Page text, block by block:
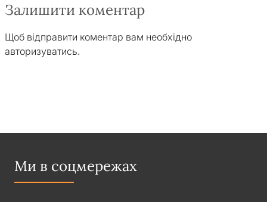
Залишити коментар
Щоб відправити коментар вам необхідно
авторизуватись.
Ми в соцмережах